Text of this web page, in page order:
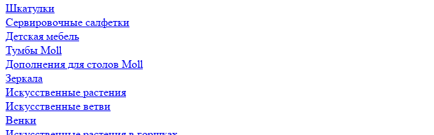
Шкатулки
Сервировочные салфетки
Детская мебель
Тумбы Moll
Дополнения для столов Moll
Зеркала
Искусственные растения
Искусственные ветви
Венки